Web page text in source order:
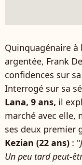
Quinquagénaire à
argentée, Frank
confidences sur
Interrogé sur sa
Lana, 9 ans, il
marché avec elle,
ses deux premier
Kezian (22 ans) : "
Un peu tard peut-